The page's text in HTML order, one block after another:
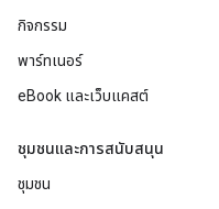
กิจกรรม
พาร์ทเนอร์
eBook และเว็บแคสต์
ชุมชนและการสนับสนุน
ชุมชน